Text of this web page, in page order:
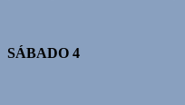
SÁBADO 4